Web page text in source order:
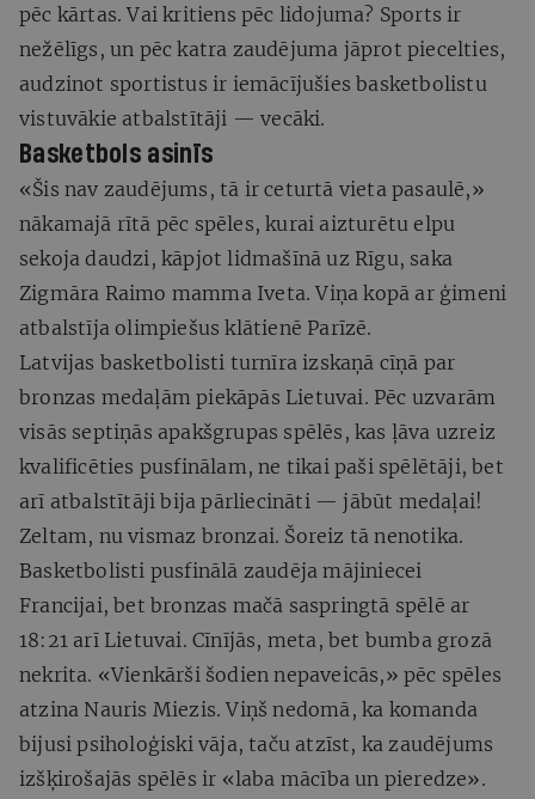
pēc kārtas. Vai kritiens pēc lidojuma? Sports ir
nežēlīgs, un pēc katra zaudējuma jāprot piecelties,
audzinot sportistus ir iemācījušies basketbolistu
vistuvākie atbalstītāji — vecāki.
Basketbols asinīs
«Šis nav zaudējums, tā ir ceturtā vieta pasaulē,»
nākamajā rītā pēc spēles, kurai aizturētu elpu
sekoja daudzi, kāpjot lidmašīnā uz Rīgu, saka
Zigmāra Raimo mamma Iveta. Viņa kopā ar ģimeni
atbalstīja olimpiešus klātienē Parīzē.
Latvijas basketbolisti turnīra izskaņā cīņā par
bronzas medaļām piekāpās Lietuvai. Pēc uzvarām
visās septiņās apakšgrupas spēlēs, kas ļāva uzreiz
kvalificēties pusfinālam, ne tikai paši spēlētāji, bet
arī atbalstītāji bija pārliecināti — jābūt medaļai!
Zeltam, nu vismaz bronzai. Šoreiz tā nenotika.
Basketbolisti pusfinālā zaudēja mājiniecei
Francijai, bet bronzas mačā saspringtā spēlē ar
18:21 arī Lietuvai. Cīnījās, meta, bet bumba grozā
nekrita. «Vienkārši šodien nepaveicās,» pēc spēles
atzina Nauris Miezis. Viņš nedomā, ka komanda
bijusi psiholoģiski vāja, taču atzīst, ka zaudējums
izšķirošajās spēlēs ir «laba mācība un pieredze».